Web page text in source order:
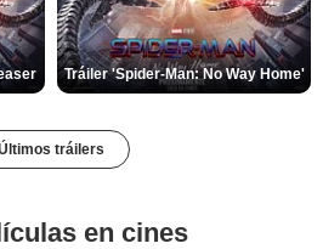
Tráiler 'Spider-Man: No Way Home'
tráilers
en cines